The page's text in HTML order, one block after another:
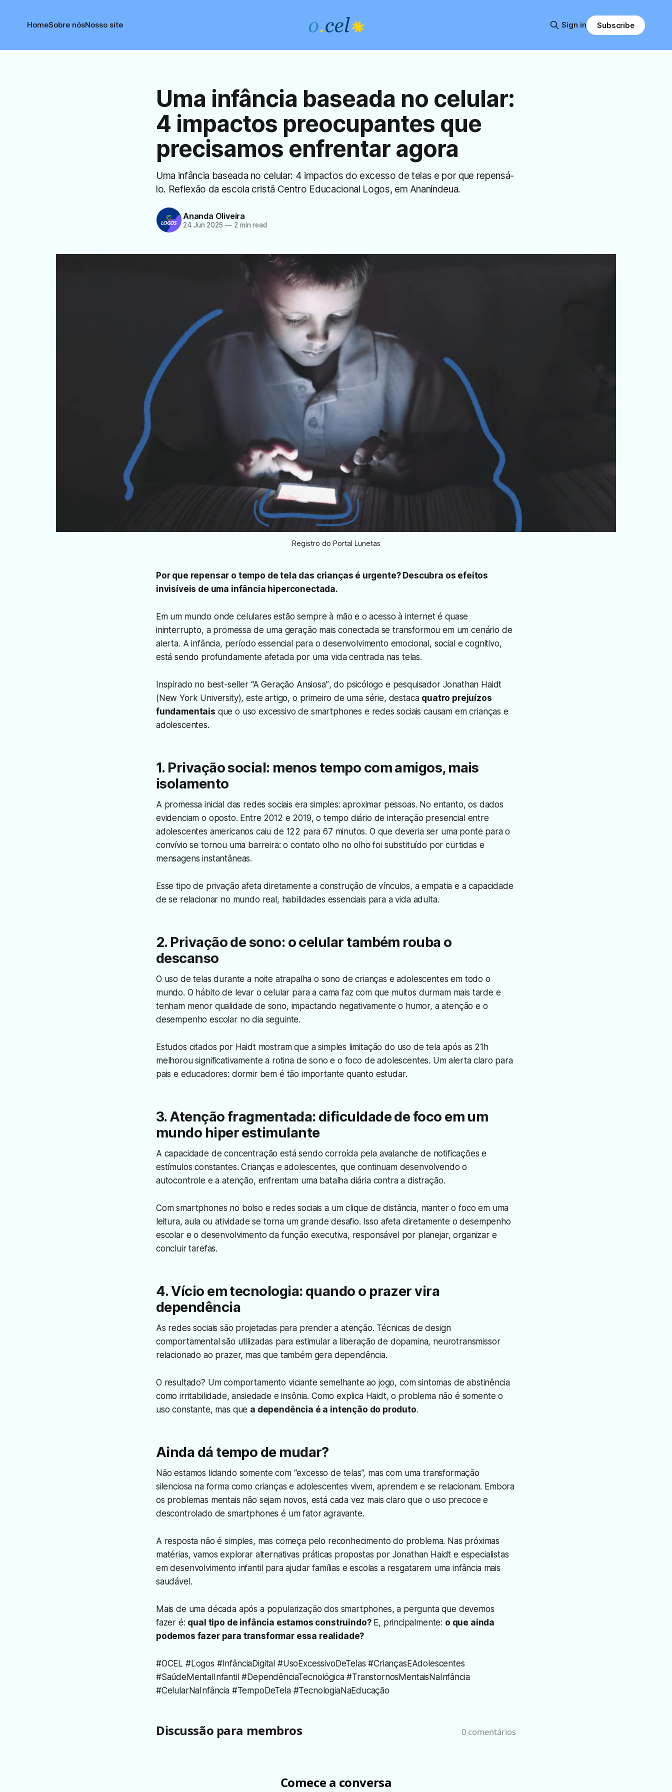
HomeSobre nósNosso site Sign in Subscribe
Uma infância baseada no celular:
4 impactos preocupantes que
precisamos enfrentar agora
Uma infância baseada no celular: 4 impactos do excesso de telas e por que repensá-
lo. Reflexão da escola cristã Centro Educacional Logos, em Ananindeua.
Ananda Oliveira
24 Jun 2025 —2 min read
Registro do Portal Lunetas
Por que repensar o tempo de tela das crianças é urgente? Descubra os efeitos
invisíveis de uma infância hiperconectada.
Em um mundo onde celulares estão sempre à mão e o acesso à internet é quase
ininterrupto, a promessa de uma geração mais conectada se transformou em um cenário de
alerta. A infância, período essencial para o desenvolvimento emocional, social e cognitivo,
está sendo profundamente afetada por uma vida centrada nas telas.
Inspirado no best-seller “A Geração Ansiosa”, do psicólogo e pesquisador Jonathan Haidt
(New York University), este artigo, o primeiro de uma série, destaca quatro prejuízos
fundamentais que o uso excessivo de smartphones e redes sociais causam em crianças e
adolescentes.
1. Privação social: menos tempo com amigos, mais
isolamento
A promessa inicial das redes sociais era simples: aproximar pessoas. No entanto, os dados
evidenciam o oposto. Entre 2012 e 2019, o tempo diário de interação presencial entre
adolescentes americanos caiu de 122 para 67 minutos. O que deveria ser uma ponte para o
convívio se tornou uma barreira: o contato olho no olho foi substituído por curtidas e
mensagens instantâneas.
Esse tipo de privação afeta diretamente a construção de vínculos, a empatia e a capacidade
de se relacionar no mundo real, habilidades essenciais para a vida adulta.
2. Privação de sono: o celular também rouba o
descanso
O uso de telas durante a noite atrapalha o sono de crianças e adolescentes em todo o
mundo. O hábito de levar o celular para a cama faz com que muitos durmam mais tarde e
tenham menor qualidade de sono, impactando negativamente o humor, a atenção e o
desempenho escolar no dia seguinte.
Estudos citados por Haidt mostram que a simples limitação do uso de tela após as 21h
melhorou significativamente a rotina de sono e o foco de adolescentes. Um alerta claro para
pais e educadores: dormir bem é tão importante quanto estudar.
3. Atenção fragmentada: dificuldade de foco em um
mundo hiper estimulante
A capacidade de concentração está sendo corroída pela avalanche de notificações e
estímulos constantes. Crianças e adolescentes, que continuam desenvolvendo o
autocontrole e a atenção, enfrentam uma batalha diária contra a distração.
Com smartphones no bolso e redes sociais a um clique de distância, manter o foco em uma
leitura, aula ou atividade se torna um grande desafio. Isso afeta diretamente o desempenho
escolar e o desenvolvimento da função executiva, responsável por planejar, organizar e
concluir tarefas.
4. Vício em tecnologia: quando o prazer vira
dependência
As redes sociais são projetadas para prender a atenção. Técnicas de design
comportamental são utilizadas para estimular a liberação de dopamina, neurotransmissor
relacionado ao prazer, mas que também gera dependência.
O resultado? Um comportamento viciante semelhante ao jogo, com sintomas de abstinência
como irritabilidade, ansiedade e insônia. Como explica Haidt, o problema não é somente o
uso constante, mas que a dependência é a intenção do produto.
Ainda dá tempo de mudar?
Não estamos lidando somente com “excesso de telas”, mas com uma transformação
silenciosa na forma como crianças e adolescentes vivem, aprendem e se relacionam. Embora
os problemas mentais não sejam novos, está cada vez mais claro que o uso precoce e
descontrolado de smartphones é um fator agravante.
A resposta não é simples, mas começa pelo reconhecimento do problema. Nas próximas
matérias, vamos explorar alternativas práticas propostas por Jonathan Haidt e especialistas
em desenvolvimento infantil para ajudar famílias e escolas a resgatarem uma infância mais
saudável.
Mais de uma década após a popularização dos smartphones, a pergunta que devemos
fazer é: qual tipo de infância estamos construindo?E, principalmente: o que ainda
podemos fazer para transformar essa realidade?
#OCEL #Logos #InfânciaDigital #UsoExcessivoDeTelas #CriançasEAdolescentes
#SaúdeMentalInfantil #DependênciaTecnológica #TranstornosMentaisNaInfância
#CelularNaInfância #TempoDeTela #TecnologiaNaEducação